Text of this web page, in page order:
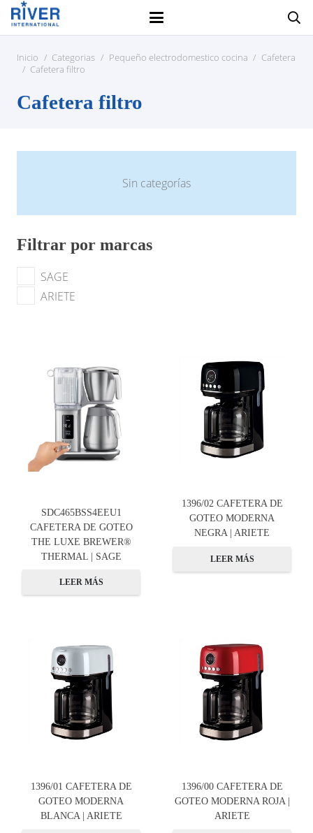
Inicio / Categorias / Pequeño electrodomestico cocina / Cafetera
/ Cafetera filtro
Cafetera filtro
Sin categorías
Filtrar por marcas
SAGE
ARIETE
SDC465BSS4EEU1
CAFETERA DE GOTEO
THE LUXE BREWER®
THERMAL | SAGE
LEER MÁS
1396/02 CAFETERA DE
GOTEO MODERNA
NEGRA | ARIETE
LEER MÁS
1396/01 CAFETERA DE
GOTEO MODERNA
BLANCA | ARIETE
1396/00 CAFETERA DE
GOTEO MODERNA ROJA |
ARIETE